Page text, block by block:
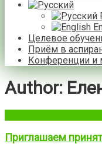
Целевое
Приём в
Конференции и
Author:
Приглашаем